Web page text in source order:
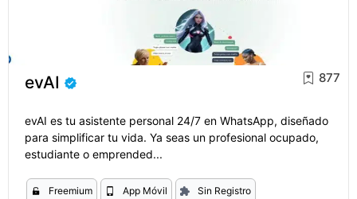
evAI 877
evAI es tu asistente personal 24/7 en WhatsApp, diseñado
para simplificar tu vida. Ya seas un profesional ocupado,
estudiante o emprended...
Freemium App Móvil Sin Registro